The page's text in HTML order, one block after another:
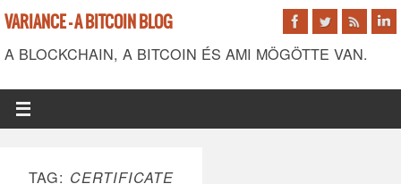
VARIANCE - A BITCOIN BLOG
A BLOCKCHAIN, A BITCOIN ÉS AMI MÖGÖTTE VAN.
TAG: CERTIFICATE